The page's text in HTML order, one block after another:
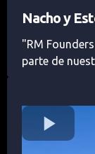
Nacho y
"RM
parte de